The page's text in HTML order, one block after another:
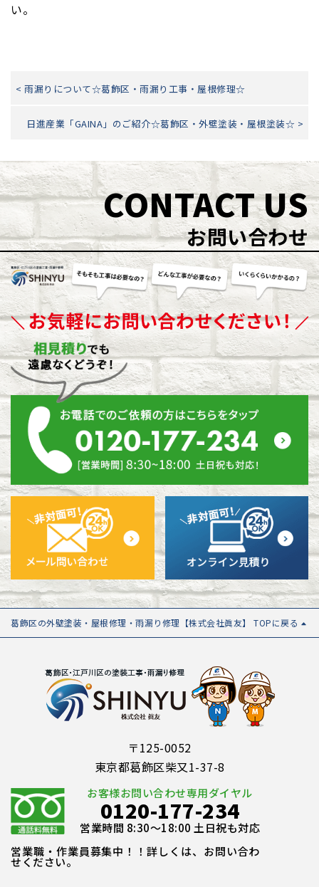
い。
< 雨漏りについて☆葛飾区・雨漏り工事・屋根修理☆
日進産業「GAINA」のご紹介☆葛飾区・外壁塗装・屋根塗装☆ >
CONTACT US
お問い合わせ
葛飾区の外壁塗装・屋根修理・雨漏り修理【株式会社眞友】 TOPに戻る
〒125-0052
東京都葛飾区柴又1-37-8
お客様お問い合わせ専用ダイヤル
0120-177-234
営業時間 8:30～18:00 土日祝も対応
営業職・作業員募集中！！詳しくは、お問い合わ
せください。